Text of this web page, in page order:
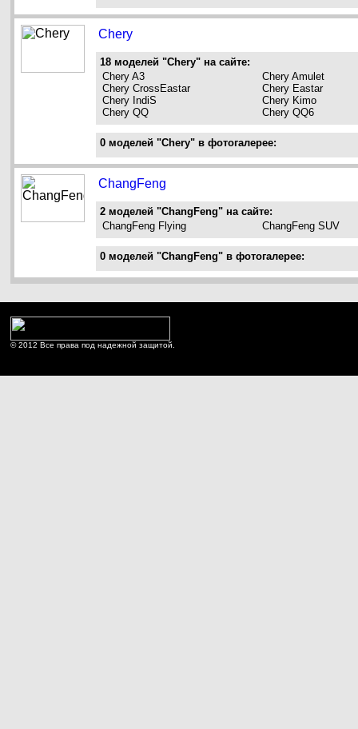
Chery
18 моделей "Chery" на сайте:
Chery A3
Chery Amulet
Chery CrossEastar
Chery Eastar
Chery IndiS
Chery Kimo
Chery QQ
Chery QQ6
0 моделей "Chery" в фотогалерее:
ChangFeng
2 моделей "ChangFeng" на сайте:
ChangFeng Flying
ChangFeng SUV
0 моделей "ChangFeng" в фотогалерее:
© 2012 Все права под надежной защитой.